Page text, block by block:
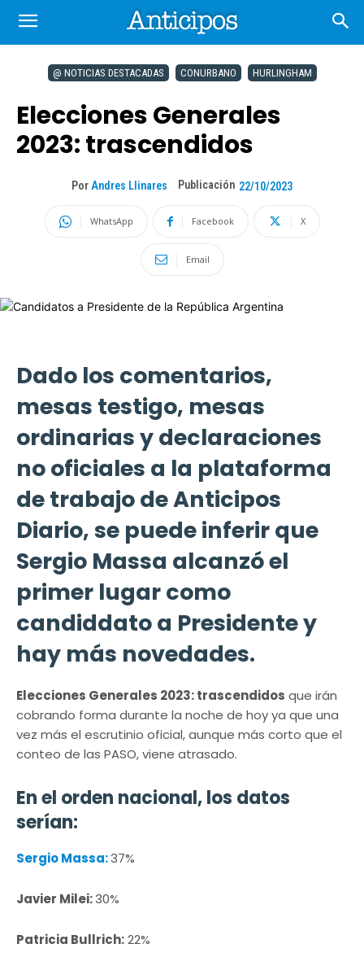
@ NOTICIAS DESTACADAS CONURBANO HURLINGHAM
Elecciones Generales
2023: trascendidos
Por Andres Llinares Publicación 22/10/2023
WhatsApp Facebook X
Email
Dado los comentarios,
mesas testigo, mesas
ordinarias y declaraciones
no oficiales a la plataforma
de trabajo de Anticipos
Diario, se puede inferir que
Sergio Massa alcanzó el
primer lugar como
candiddato a Presidente y
hay más novedades.
Elecciones Generales 2023: trascendidos que irán
cobrando forma durante la noche de hoy ya que una
vez más el escrutinio oficial, aunque más corto que el
conteo de las PASO, viene atrasado.
En el orden nacional, los datos
serían:
Sergio Massa:37%
Javier Milei:30%
Patricia Bullrich:22%